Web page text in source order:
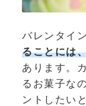
バレンタイ
ることには
あります。
るお菓子な
ントしたい